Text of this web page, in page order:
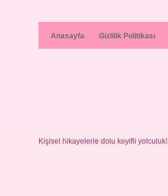
Anasayfa Gizlilik Politikası
Kişisel hikayelerle dolu keyifli yolculuk!